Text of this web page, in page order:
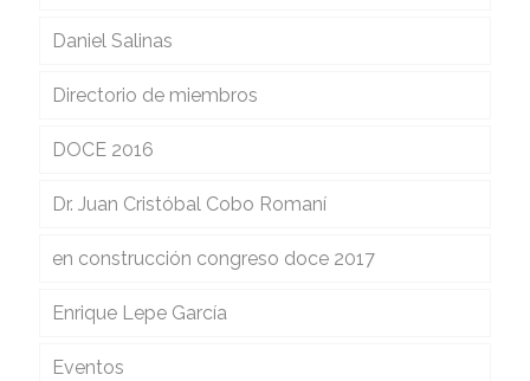
Daniel Salinas
Directorio de miembros
DOCE 2016
Dr. Juan Cristóbal Cobo Romaní
en construcción congreso doce 2017
Enrique Lepe García
Eventos